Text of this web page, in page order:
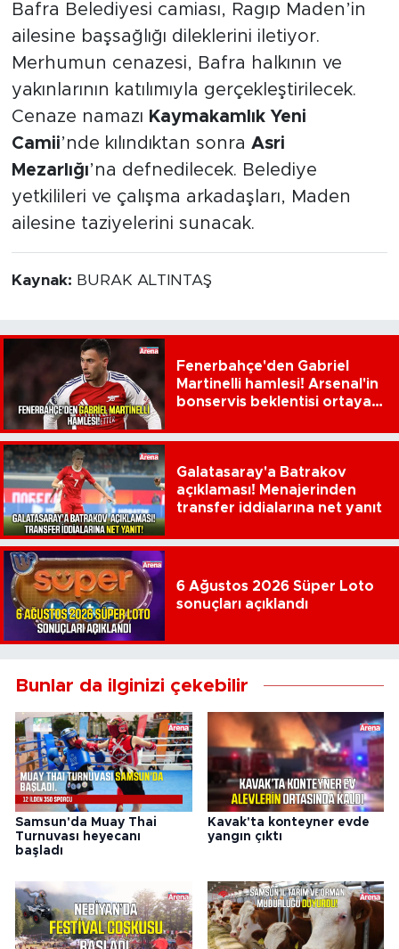
Bafra Belediyesi camiası, Ragıp Maden’in
ailesine başsağlığı dileklerini iletiyor.
Merhumun cenazesi, Bafra halkının ve
yakınlarının katılımıyla gerçekleştirilecek.
Cenaze namazı Kaymakamlık Yeni
Camii’nde kılındıktan sonra Asri
Mezarlığı’na defnedilecek. Belediye
yetkilileri ve çalışma arkadaşları, Maden
ailesine taziyelerini sunacak.
Kaynak: BURAK ALTINTAŞ
Fenerbahçe'den Gabriel
Martinelli hamlesi! Arsenal'in
bonservis beklentisi ortaya
Galatasaray'a Batrakov
açıklaması! Menajerinden
transfer iddialarına net yanıt
6 Ağustos 2026 Süper Loto
sonuçları açıklandı
Bunlar da ilginizi çekebilir
Samsun'da Muay Thai
Turnuvası heyecanı
başladı
Kavak'ta konteyner evde
yangın çıktı